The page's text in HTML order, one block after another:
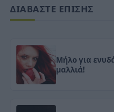
ΔΙΑΒΑΣΤΕ ΕΠΙΣΗΣ
Mήλο για
μαλλιά!